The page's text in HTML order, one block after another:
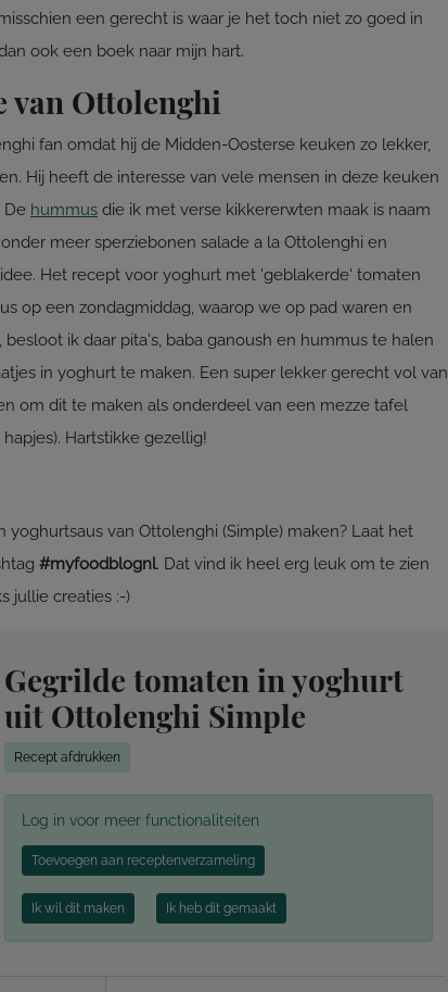
een gerecht is waar je het toch niet zo goed in
ook een boek naar mijn hart.
van Ottolenghi
fan omdat hij de Midden-Oosterse keuken zo lekker,
Hij heeft de interesse van vele mensen in deze keuken
De hummus die ik met verse kikkererwten maak is naam
meer sperziebonen salade a la Ottolenghi en
Het recept voor yoghurt met 'geblakerde' tomaten
op een zondagmiddag, waarop we op pad waren en
ik daar pita's, baba ganoush en hummus te halen
in yoghurt te maken. Een super lekker gerecht vol van
om dit te maken als onderdeel van een mezze tafel
Hartstikke gezellig!
yoghurtsaus van Ottolenghi (Simple) maken? Laat het
#myfoodblognl. Dat vind ik heel erg leuk om te zien
jullie creaties :-)
Gegrilde tomaten in yoghurt
uit Ottolenghi Simple
Recept afdrukken
Log in voor meer functionaliteiten
Toevoegen aan receptenverzameling
Ik wil dit maken Ik heb dit gemaakt